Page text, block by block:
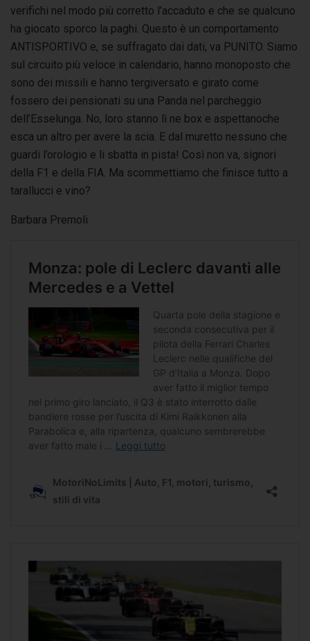
verifichi nel modo più corretto l’accaduto e che se qualcuno
ha giocato sporco la paghi. Questo è un comportamento
ANTISPORTIVO e, se suffragato dai dati, va PUNITO. Siamo
sul circuito più veloce in calendario, hanno monoposto che
sono dei missili e hanno tergiversato e girato come
fossero dei pensionati su una Panda nel parcheggio
dell’Esselunga. No, loro stanno lì ne box e aspettanoche
esca un altro per avere la scia. E dal muretto nessuno che
guardi l’orologio e li sbatta in pista! Così non va, signori
della F1 e della FIA. Ma scommettiamo che finisce tutto a
tarallucci e vino?
Barbara Premoli